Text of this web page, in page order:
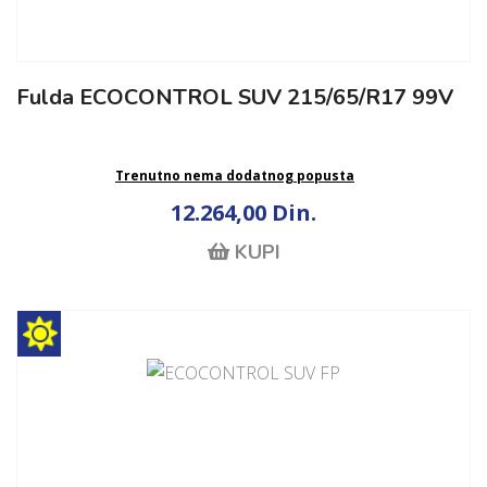
Fulda ECOCONTROL SUV 215/65/R17 99V
Trenutno nema dodatnog popusta
12.264,00 Din.
KUPI